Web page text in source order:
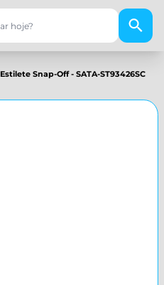
Estilete Snap-Off - SATA-ST93426SC